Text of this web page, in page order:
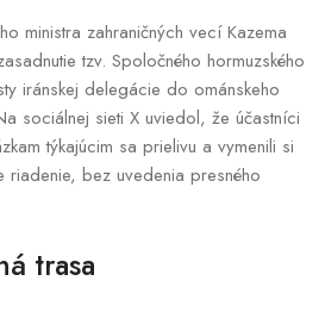
ministra zahraničných vecí Kazema
tzv. Spoločného hormuzského
iránskej delegácie do ománskeho
sociálnej sieti X uviedol, že účastníci
týkajúcim sa prielivu a vymenili si
bez uvedenia presného
trasa